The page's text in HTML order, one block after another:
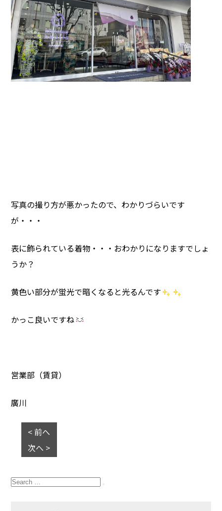
写真の撮り方が悪かったので、わかりづらいです
が・・・
表に飾られている着物・・・おわかりになりますでしょ
うか？
黄色い部分が蛍光で暗くなると光るんです
かっこ良いですね
営業部（賃貸）
廣川
< 前へ
次へ >
Search
for: